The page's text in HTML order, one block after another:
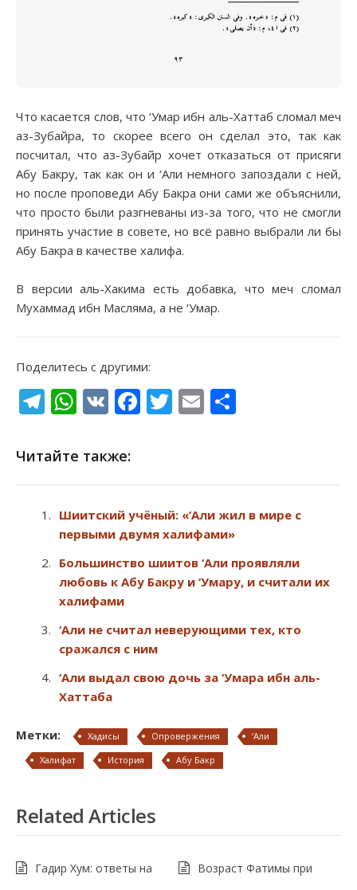
Что касается слов, что ‘Умар ибн аль-Хаттаб сломал меч
аз-Зубайра, то скорее всего он сделал это, так как
посчитал, что аз-Зубайр хочет отказаться от присяги
Абу Бакру, так как он и ‘Али немного запоздали с ней,
но после проповеди Абу Бакра они сами же объяснили,
что просто были разгневаны из-за того, что не смогли
принять участие в совете, но всё равно выбрали ли бы
Абу Бакра в качестве халифа.
В версии аль-Хакима есть добавка, что меч сломал
Мухаммад ибн Масляма, а не ‘Умар.
Поделитесь с другими:
Telegram
WhatsApp
VK Facebook
Twitter
Email
Читайте также:
Шиитский учёный: «’Али жил в мире с
первыми двумя халифами»
Большинство шиитов ‘Али проявляли
любовь к Абу Бакру и ‘Умару, и считали их
халифами
‘Али не считал неверующими тех, кто
сражался с ним
‘Али выдал свою дочь за ‘Умара ибн аль-
Хаттаба
Метки: Хадисы Опровержения
‘Али
Халифат
История Абу Бакр
Related Articles
Гадир Хум: ответы на
Возраст Фатимы при